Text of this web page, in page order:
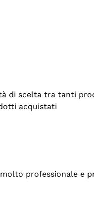
di scelta tra tanti
acquistati
professionale e